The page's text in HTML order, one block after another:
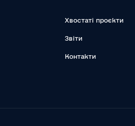
Хвостаті проєкти
Звіти
Контакти